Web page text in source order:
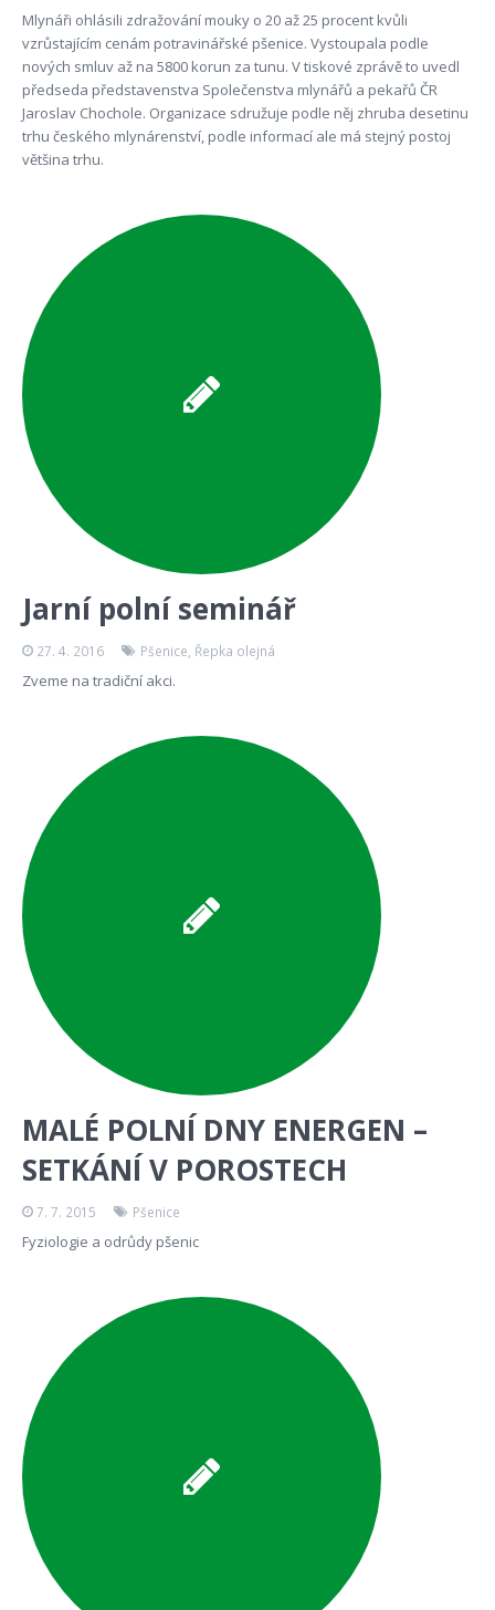
Mlynáři ohlásili zdražování mouky o 20 až 25 procent kvůli
vzrůstajícím cenám potravinářské pšenice. Vystoupala podle
nových smluv až na 5800 korun za tunu. V tiskové zprávě to uvedl
předseda představenstva Společenstva mlynářů a pekařů ČR
Jaroslav Chochole. Organizace sdružuje podle něj zhruba desetinu
trhu českého mlynárenství, podle informací ale má stejný postoj
většina trhu.
Jarní polní seminář
27. 4. 2016 Pšenice Řepka olejná
Zveme na tradiční akci.
MALÉ POLNÍ DNY ENERGEN –
SETKÁNÍ V POROSTECH
7. 7. 2015 Pšenice
Fyziologie a odrůdy pšenic